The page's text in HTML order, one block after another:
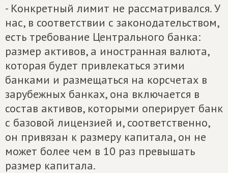
- Конкретный лимит не рассматривался. У
нас, в соответствии с законодательством,
есть требование Центрального банка:
размер активов, а иностранная валюта,
которая будет привлекаться этими
банками и размещаться на корсчетах в
зарубежных банках, она включается в
состав активов, которыми оперирует банк
с базовой лицензией и, соответственно,
он привязан к размеру капитала, он не
может более чем в 10 раз превышать
размер капитала.